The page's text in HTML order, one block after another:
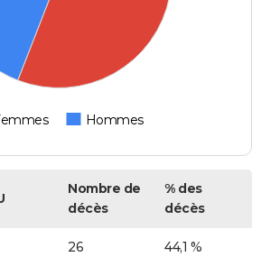
Hommes
Nombre de
décès
% des
décès
26 44,1 %